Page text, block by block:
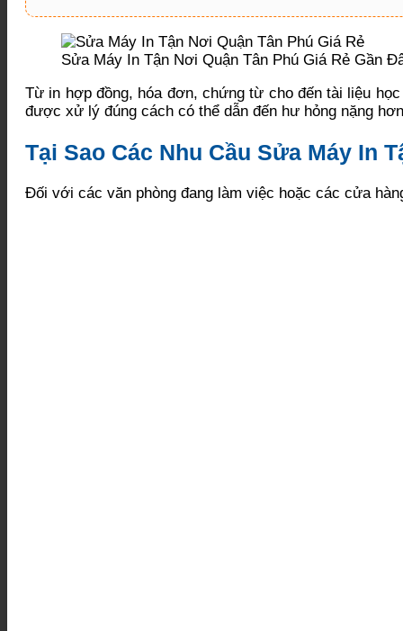
Sửa Máy In Tận Nơi Quận Tân Phú Giá Rẻ Gần
Từ in hợp đồng, hóa đơn, chứng từ cho đến tài liệu
được xử lý đúng cách có thể dẫn đến hư hỏng nặng
Tại Sao Các Nhu Cầu Sửa Máy In
Đối với các văn phòng đang làm việc hoặc các cửa